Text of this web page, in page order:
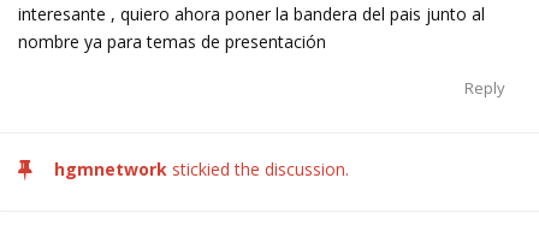
interesante , quiero ahora poner la bandera del pais junto al
nombre ya para temas de presentación
Reply
hgmnetwork stickied the discussion.